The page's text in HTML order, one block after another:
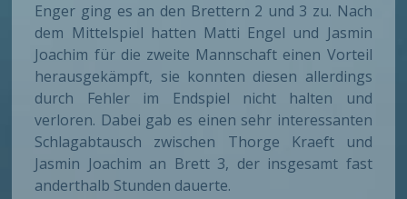
Enger ging es an den Brettern 2 und 3 zu. Nach
dem Mittelspiel hatten Matti Engel und Jasmin
Joachim für die zweite Mannschaft einen Vorteil
herausgekämpft, sie konnten diesen allerdings
durch Fehler im Endspiel nicht halten und
verloren. Dabei gab es einen sehr interessanten
Schlagabtausch zwischen Thorge Kraeft und
Jasmin Joachim an Brett 3, der insgesamt fast
anderthalb Stunden dauerte.